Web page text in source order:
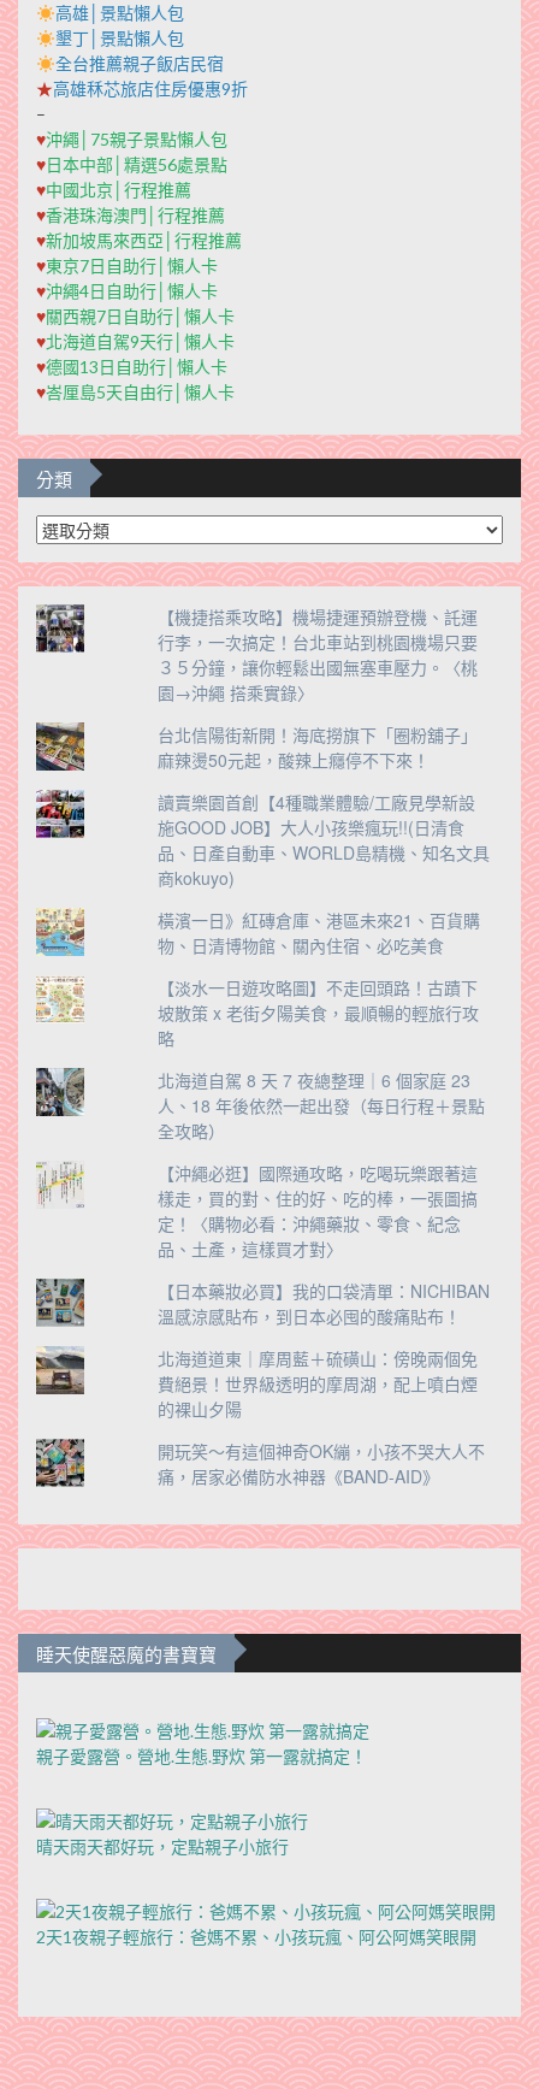
高雄│景點懶人包
墾丁│景點懶人包
全台推薦親子飯店民宿
★高雄秝芯旅店住房優惠9折
–
♥沖繩│75親子景點懶人包
♥日本中部│精選56處景點
♥中國北京│行程推薦
♥香港珠海澳門│行程推薦
♥新加坡馬來西亞│行程推薦
♥東京7日自助行│懶人卡
♥沖繩4日自助行│懶人卡
♥關西親7日自助行│懶人卡
♥北海道自駕9天行│懶人卡
♥德國13日自助行│懶人卡
♥峇厘島5天自由行│懶人卡
分類
分
類
【機捷搭乘攻略】機場捷運預辦登機、託運
行李，一次搞定！台北車站到桃園機場只要
３５分鐘，讓你輕鬆出國無塞車壓力。〈桃
園→沖繩 搭乘實錄〉
台北信陽街新開！海底撈旗下「圈粉舖子」
麻辣燙50元起，酸辣上癮停不下來！
讀賣樂園首創【4種職業體驗/工廠見學新設
施GOOD JOB】大人小孩樂瘋玩!!(日清食
品、日產自動車、WORLD島精機、知名文具
商kokuyo)
橫濱一日》紅磚倉庫、港區未來21、百貨購
物、日清博物館、關內住宿、必吃美食
【淡水一日遊攻略圖】不走回頭路！古蹟下
坡散策 x 老街夕陽美食，最順暢的輕旅行攻
略
北海道自駕 8 天 7 夜總整理｜6 個家庭 23
人、18 年後依然一起出發（每日行程＋景點
全攻略）
【沖繩必逛】國際通攻略，吃喝玩樂跟著這
樣走，買的對、住的好、吃的棒，一張圖搞
定！〈購物必看：沖繩藥妝、零食、紀念
品、土產，這樣買才對〉
【日本藥妝必買】我的口袋清單：NICHIBAN
溫感涼感貼布，到日本必囤的酸痛貼布！
北海道道東｜摩周藍＋硫磺山：傍晚兩個免
費絕景！世界級透明的摩周湖，配上噴白煙
的裸山夕陽
開玩笑～有這個神奇OK繃，小孩不哭大人不
痛，居家必備防水神器《BAND-AID》
睡天使醒惡魔的書寶寶
親子愛露營。營地.生態.野炊 第一露就搞定！
晴天雨天都好玩，定點親子小旅行
2天1夜親子輕旅行：爸媽不累、小孩玩瘋、阿公阿媽笑眼開